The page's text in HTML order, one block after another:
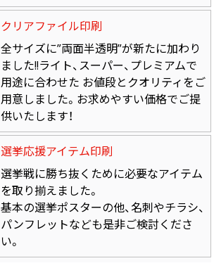
クリアファイル印刷
全サイズに”両面半透明”が新たに加わり
ました!!ライト、スーパー、プレミアムで
用途に合わせた お値段とクオリティをご
用意しました。お求めやすい価格でご提
供いたします！
選挙応援アイテム印刷
選挙戦に勝ち抜くために必要なアイテム
を取り揃えました。
基本の選挙ポスターの他、名刺やチラシ、
パンフレットなども是非ご検討くださ
い。